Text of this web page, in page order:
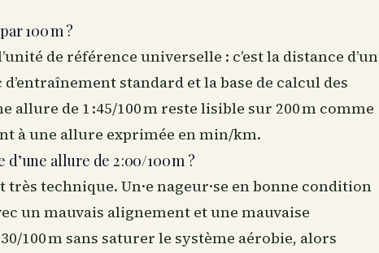
100 m ?
de référence universelle : c’est la distance d’un
standard et la base de calcul des
allure de 1 :45/100 m reste lisible sur 200 m comme
à une allure exprimée en min/km.
allure de 2 :00/100 m ?
technique. Un·e nageur·se en bonne condition
un mauvais alignement et une mauvaise
100 m sans saturer le système aérobie, alors